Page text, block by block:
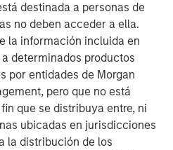
destinada a personas de
no deben acceder a ella.
la información incluida en
determinados productos
por entidades de Morgan
pero que no está
que se distribuya entre, ni
ubicadas en jurisdicciones
la distribución de los
behavior of U.S.
recent regime of “easy
below-average interest rates
access to capital would
more debt, hold less cash,
less cash to shareholders.